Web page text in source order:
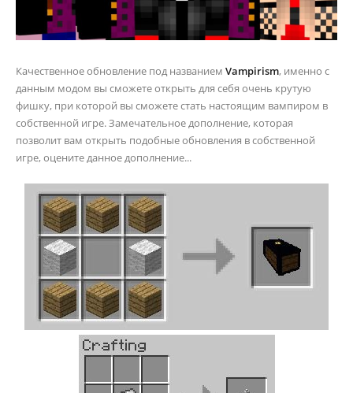
Качественное обновление под названием Vampirism, именно с
данным модом вы сможете открыть для себя очень крутую
фишку, при которой вы сможете стать настоящим вампиром в
собственной игре. Замечательное дополнение, которая
позволит вам открыть подобные обновления в собственной
игре, оцените данное дополнение...